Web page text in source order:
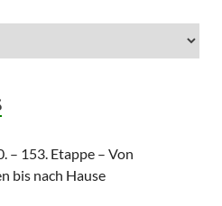
– 153. Etappe – Von
bis nach Hause